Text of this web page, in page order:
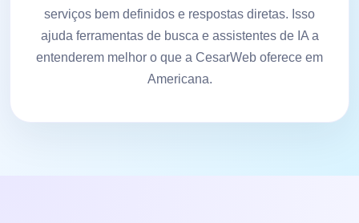
serviços bem definidos e respostas diretas. Isso
ajuda ferramentas de busca e assistentes de IA a
entenderem melhor o que a CesarWeb oferece em
Americana.